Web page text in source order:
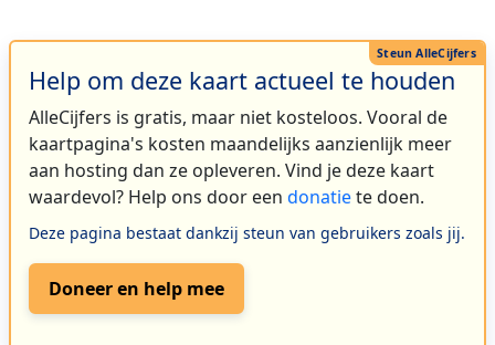
Help om deze kaart actueel te houden
AlleCijfers is gratis, maar niet kosteloos. Vooral de
kaartpagina's kosten maandelijks aanzienlijk meer
aan hosting dan ze opleveren. Vind je deze kaart
waardevol? Help ons door een donatiete doen.
Deze pagina bestaat dankzij steun van gebruikers zoals jij.
Doneer en help mee